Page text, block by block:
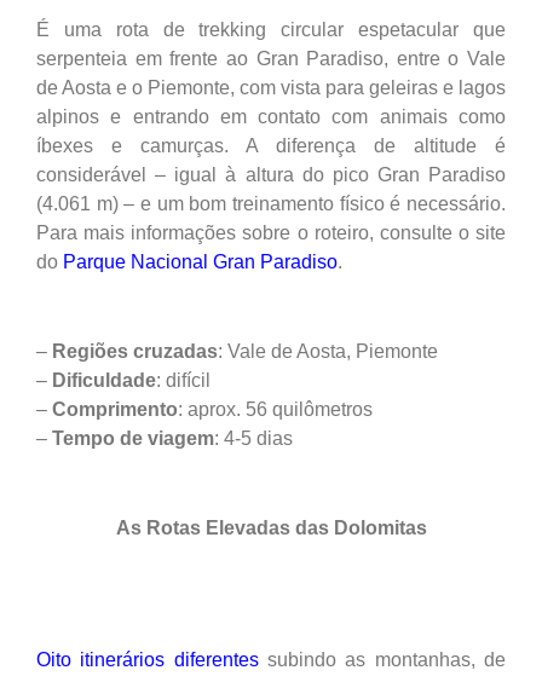
É uma rota de trekking circular espetacular que
serpenteia em frente ao Gran Paradiso, entre o Vale
de Aosta e o Piemonte, com vista para geleiras e lagos
alpinos e entrando em contato com animais como
íbexes e camurças. A diferença de altitude é
considerável – igual à altura do pico Gran Paradiso
(4.061 m) – e um bom treinamento físico é necessário.
Para mais informações sobre o roteiro, consulte o site
do Parque Nacional Gran Paradiso.
– Regiões cruzadas: Vale de Aosta, Piemonte
– Dificuldade: difícil
– Comprimento: aprox. 56 quilômetros
– Tempo de viagem: 4-5 dias
As Rotas Elevadas das Dolomitas
Oito itinerários diferentessubindo as montanhas, de